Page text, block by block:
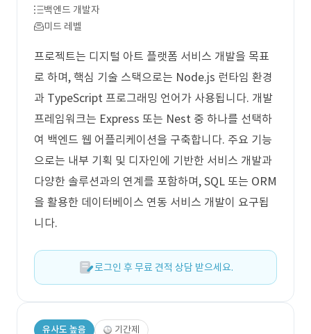
백엔드 개발자
미드 레벨
프로젝트는 디지털 아트 플랫폼 서비스 개발을 목표
로 하며, 핵심 기술 스택으로는 Node.js 런타임 환경
과 TypeScript 프로그래밍 언어가 사용됩니다. 개발
프레임워크는 Express 또는 Nest 중 하나를 선택하
여 백엔드 웹 어플리케이션을 구축합니다. 주요 기능
으로는 내부 기획 및 디자인에 기반한 서비스 개발과
다양한 솔루션과의 연계를 포함하며, SQL 또는 ORM
을 활용한 데이터베이스 연동 서비스 개발이 요구됩
니다.
로그인 후 무료 견적 상담 받으세요.
유사도 높음 기간제